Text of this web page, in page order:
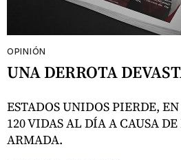
OPINIÓN
UNA DERROTA
ESTADOS UNIDOS PIERDE,
120 VIDAS AL DÍA A CAUSA
ARMADA.